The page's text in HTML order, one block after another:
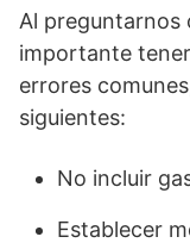
Al preguntarnos
importante
errores
siguientes:
No incluir
Establecer